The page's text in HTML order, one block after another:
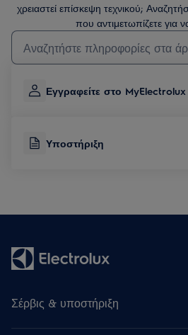
χρειαστεί επίσκεψη τεχνικού;
που αντιμετωπίζετε για
Τύπος για αναζήτηση άρθρων υποστήριξης
Εγγραφείτε στο MyElectrolux
Υποστήριξη
Σέρβις & υποστήριξη